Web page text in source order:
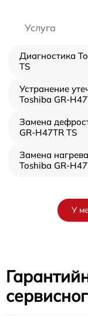
Услуга
Диагностика
TS
Устранение
Toshiba GR-
Замена
GR-H47TR TS
Замена
Toshiba GR-
У